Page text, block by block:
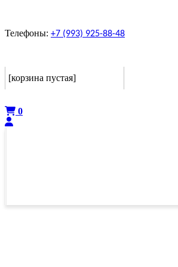
Телефоны: +7 (993) 925-88-48
[корзина пустая]
0